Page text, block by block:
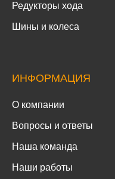
Редукторы хода
Шины и колеса
ИНФОРМАЦИЯ
О компании
Вопросы и ответы
Наша команда
Наши работы